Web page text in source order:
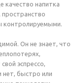
качество напитка
контролируемыми.
Он не знает, что
эспрессо,
нет, быстро или